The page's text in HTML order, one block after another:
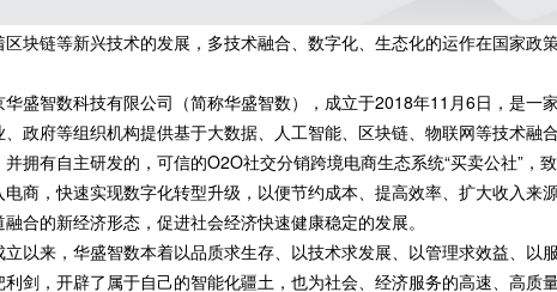
区块链等新兴技术的发展，多技术融合、数字化、生态化的运作在国家政
华盛智数科技有限公司（简称华盛智数），成立于2018年11月6日，是一
、政府等组织机构提供基于大数据、人工智能、区块链、物联网等技术融
并拥有自主研发的，可信的O2O社交分销跨境电商生态系统“买卖公社”，
电商，快速实现数字化转型升级，以便节约成本、提高效率、扩大收入来
合的新经济形态，促进社会经济快速健康稳定的发展。
立以来，华盛智数本着以品质求生存、以技术求发展、以管理求效益、以
利剑，开辟了属于自己的智能化疆土，也为社会、经济服务的高速、高质